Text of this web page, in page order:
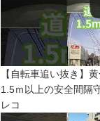
【自転車追い抜き】
1.5ｍ以上の安全間隔
レコ